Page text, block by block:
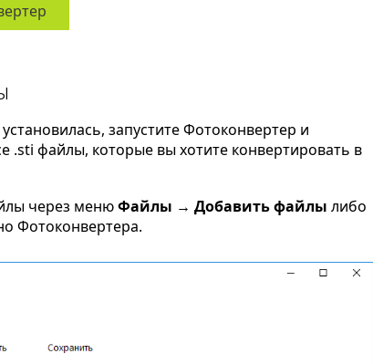
запустите Фотоконвертер и
.sti файлы, которые вы хотите конвертировать в
через менюФайлы → Добавить файлы либо
Фотоконвертера.